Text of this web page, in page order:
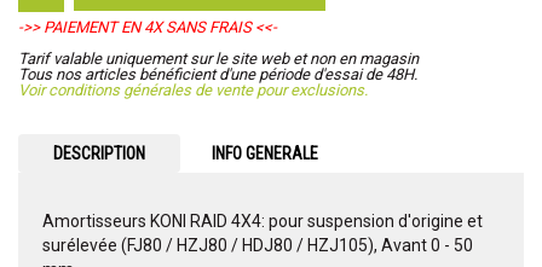
->> PAIEMENT EN 4X SANS FRAIS <<-
Tarif valable uniquement sur le site web et non en magasin
Tous nos articles bénéficient d'une période d'essai de 48H.
Voir conditions générales de vente pour exclusions.
DESCRIPTION INFO GENERALE
Amortisseurs KONI RAID 4X4: pour suspension d'origine et
surélevée (FJ80 / HZJ80 / HDJ80 / HZJ105), Avant 0 - 50